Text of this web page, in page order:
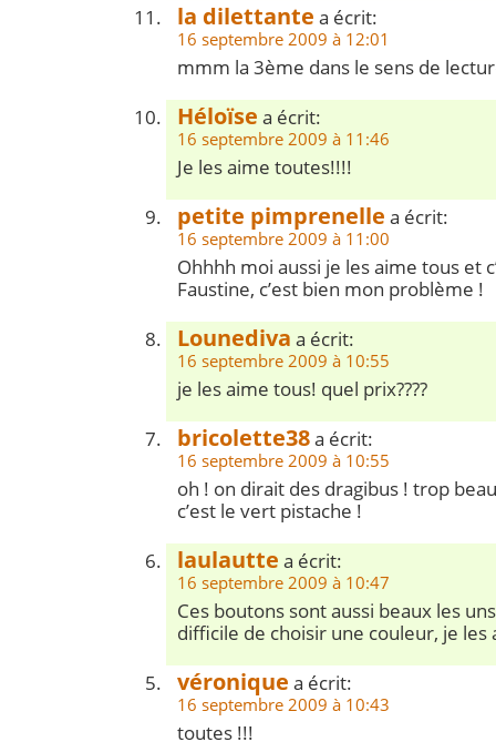
la dilettante a écrit:
16 septembre 2009 à 12:01
mmm la 3ème dans le sens de
Héloïse a écrit:
16 septembre 2009 à 11:46
Je les aime toutes!!!!
petite pimprenelle a écrit:
16 septembre 2009 à 11:00
Ohhhh moi aussi je les aime tous et
Faustine, c’est bien mon problème !
Lounediva a écrit:
16 septembre 2009 à 10:55
je les aime tous! quel prix????
bricolette38a écrit:
16 septembre 2009 à 10:55
oh ! on dirait des dragibus ! trop
c’est le vert pistache !
laulautte a écrit:
16 septembre 2009 à 10:47
Ces boutons sont aussi beaux les
difficile de choisir une couleur, je
véronique a écrit:
16 septembre 2009 à 10:43
toutes !!!